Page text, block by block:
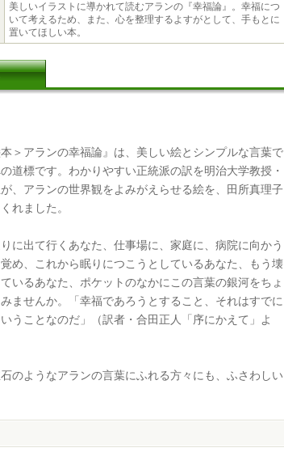
美しいイラストに導かれて読むアランの『幸福論』。幸福につ
いて考えるため、また、心を整理するよすがとして、手もとに
置いてほしい本。
＞アランの幸福論』は、美しい絵とシンプルな言葉で
道標です。わかりやすい正統派の訳を明治大学教授・
、アランの世界観をよみがえらせる絵を、田所真理子
れました。
に出て行くあなた、仕事場に、家庭に、病院に向かう
め、これから眠りにつこうとしているあなた、もう壊
いるあなた、ポケットのなかにこの言葉の銀河をちょ
ませんか。「幸福であろうとすること、それはすでに
うことなのだ」（訳者・合田正人「序にかえて」よ
のようなアランの言葉にふれる方々にも、ふさわしい